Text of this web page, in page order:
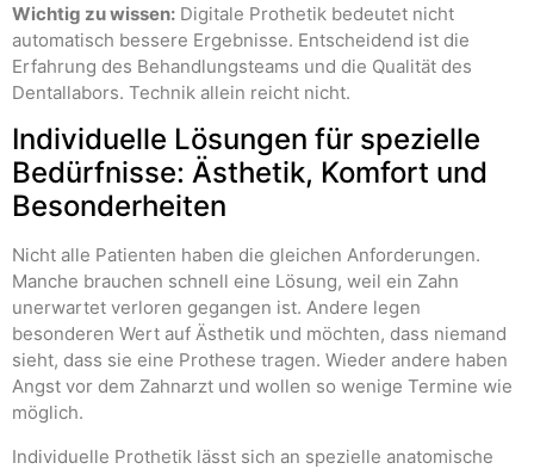
Wichtig zu wissen: Digitale Prothetik bedeutet nicht
automatisch bessere Ergebnisse. Entscheidend ist die
Erfahrung des Behandlungsteams und die Qualität des
Dentallabors. Technik allein reicht nicht.
Individuelle Lösungen für spezielle
Bedürfnisse: Ästhetik, Komfort und
Besonderheiten
Nicht alle Patienten haben die gleichen Anforderungen.
Manche brauchen schnell eine Lösung, weil ein Zahn
unerwartet verloren gegangen ist. Andere legen
besonderen Wert auf Ästhetik und möchten, dass niemand
sieht, dass sie eine Prothese tragen. Wieder andere haben
Angst vor dem Zahnarzt und wollen so wenige Termine wie
möglich.
Individuelle Prothetik lässt sich an spezielle anatomische